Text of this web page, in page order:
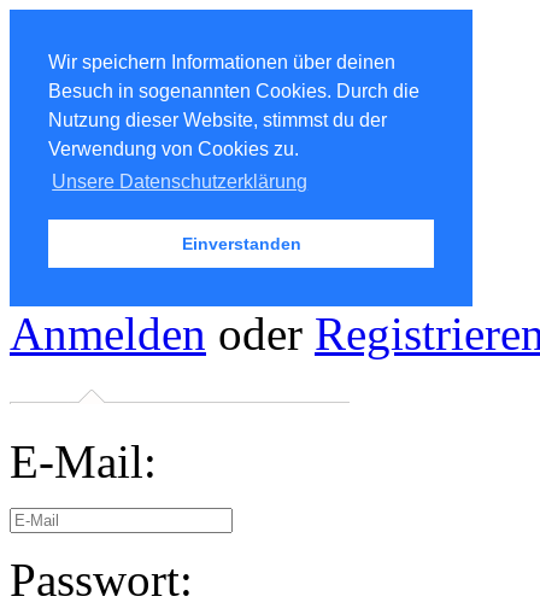
Wir speichern Informationen über deinen
Besuch in sogenannten Cookies. Durch die
Nutzung dieser Website, stimmst du der
Verwendung von Cookies zu.
Unsere Datenschutzerklärung
Einverstanden
Anmelden oder
E-Mail:
Passwort: